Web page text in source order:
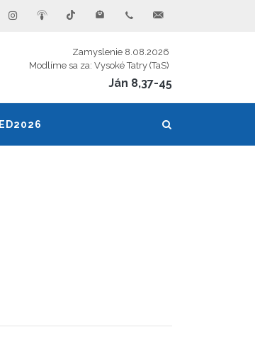
Zamyslenie 8.08.2026
Modlíme sa za: Vysoké Tatry (TaS)
Ján 8,37-45
ED2026